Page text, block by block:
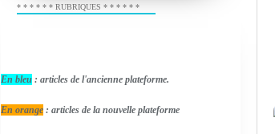
* * * * * * RUBRIQUES * * * * * *
En bleu : articles de l'ancienne plateforme.
En orange : articles de la nouvelle plateforme